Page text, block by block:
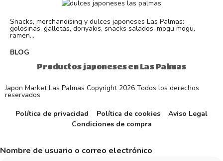
Snacks, merchandising y dulces japoneses Las Palmas:
golosinas, galletas, doriyakis, snacks salados, mogu mogu,
ramen...
BLOG
Productos japoneses en Las Palmas
Japon Market Las Palmas Copyright 2026 Todos los derechos
reservados
Política de privacidad
Política de cookies
Aviso Legal
Condiciones de compra
Nombre de usuario o correo electrónico